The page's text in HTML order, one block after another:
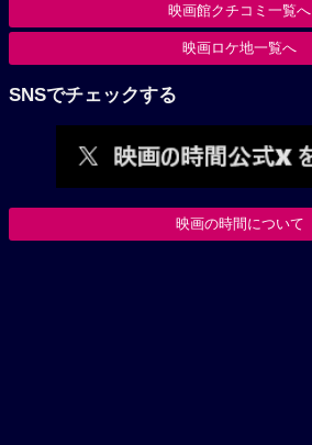
映画館クチコミ一覧へ
映画ロケ地一覧へ
SNSでチェックする
映画の時間について